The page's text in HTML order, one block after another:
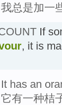
我总是加一
If
, it is
It has an
它有一种桔